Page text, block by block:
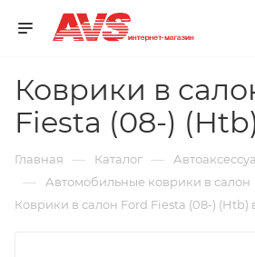
Коврики в
Fiesta (08-)
Главная — Каталог —
— Автомобильные коврики в салон
Коврики в салон Ford Fiesta (08-) (Htb)